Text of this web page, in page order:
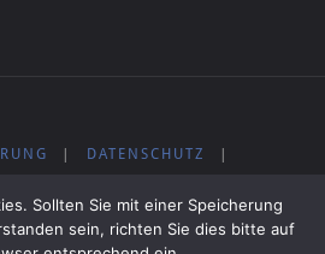
| DATENSCHUTZ
|
MUSIK
Sollten Sie mit einer Speicherung
sein, richten Sie dies bitte auf